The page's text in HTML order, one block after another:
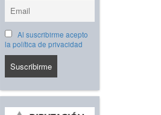
Al suscribirme acepto
la política de privacidad